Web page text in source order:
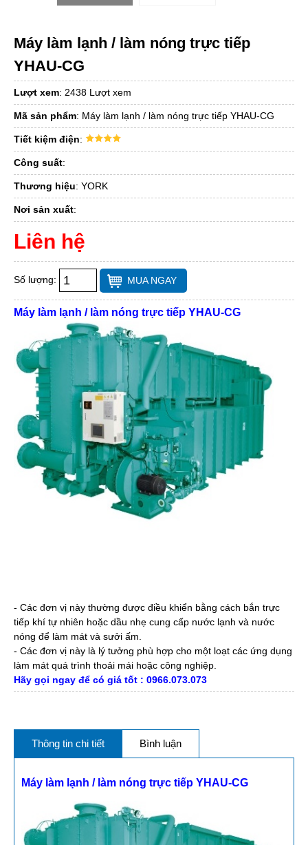
Máy làm lạnh / làm nóng trực tiếp
YHAU-CG
Lượt xem: 2438 Lượt xem
Mã sản phẩm: Máy làm lạnh / làm nóng trực tiếp YHAU-CG
Tiết kiệm điện:
Công suất:
Thương hiệu: YORK
Nơi sản xuất:
Liên hệ
Số lượng: MUA NGAY
Máy làm lạnh / làm nóng trực tiếp YHAU-CG
- Các đơn vị này thường được điều khiển bằng cách bắn trực
tiếp khí tự nhiên hoặc dầu nhẹ cung cấp nước lạnh và nước
nóng để làm mát và sưởi ấm.
- Các đơn vị này là lý tưởng phù hợp cho một loạt các ứng dụng
làm mát quá trình thoải mái hoặc công nghiệp.
Hãy gọi ngay để có giá tốt : 0966.073.073
Thông tin chi tiết Bình luận
Máy làm lạnh / làm nóng trực tiếp YHAU-CG